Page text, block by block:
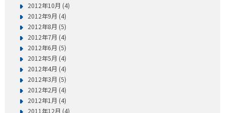
2012年10月 (4)
2012年9月 (4)
2012年8月 (5)
2012年7月 (4)
2012年6月 (5)
2012年5月 (4)
2012年4月 (4)
2012年3月 (5)
2012年2月 (4)
2012年1月 (4)
2011年12月 (4)